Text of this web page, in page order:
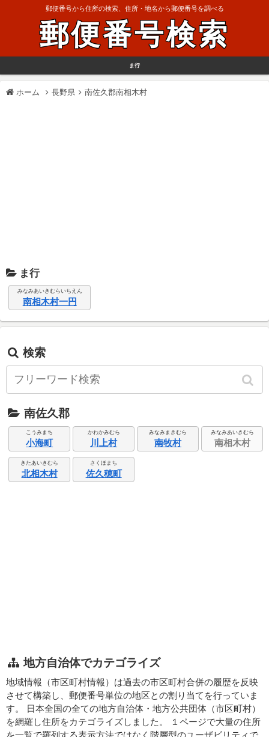
郵便番号から住所の検索、住所・地名から郵便番号を調べる
郵便番号検索
ま行
ホーム 長野県 南佐久郡南相木村
ま行
みなみあいきむらいちえん
南相木村一円
検索
南佐久郡
こうみまち
小海町
かわかみむら
川上村
みなみまきむら
南牧村
みなみあいきむら
南相木村
きたあいきむら
北相木村
さくほまち
佐久穂町
地方自治体でカテゴライズ
地域情報（市区町村情報）は過去の市区町村合併の履歴を反映
させて構築し、郵便番号単位の地区との割り当てを行っていま
す。 日本全国の全ての地方自治体・地方公共団体（市区町村）
を網羅し住所をカテゴライズしました。 １ページで大量の住所